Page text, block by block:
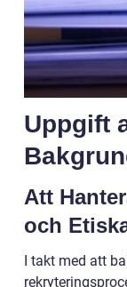
Uppgift
Att
och
I takt med att